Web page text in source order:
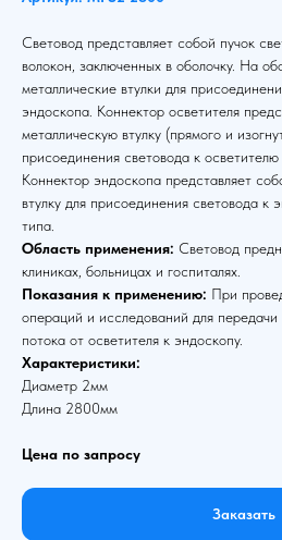
Световод представляет собой пучок
волокон, заключенных в оболочку. На
металлические втулки для
эндоскопа. Коннектор осветителя
металлическую втулку (прямого и
присоединения световода к
Коннектор эндоскопа представляет
втулку для присоединения световода к
типа.
Область применения: Световод
клиниках, больницах и госпиталях.
Показания к применению: При
операций и исследований для передачи
потока от осветителя к эндоскопу.
Характеристики:
Диаметр 2мм
Длина 2800мм
Цена по запросу
Заказать